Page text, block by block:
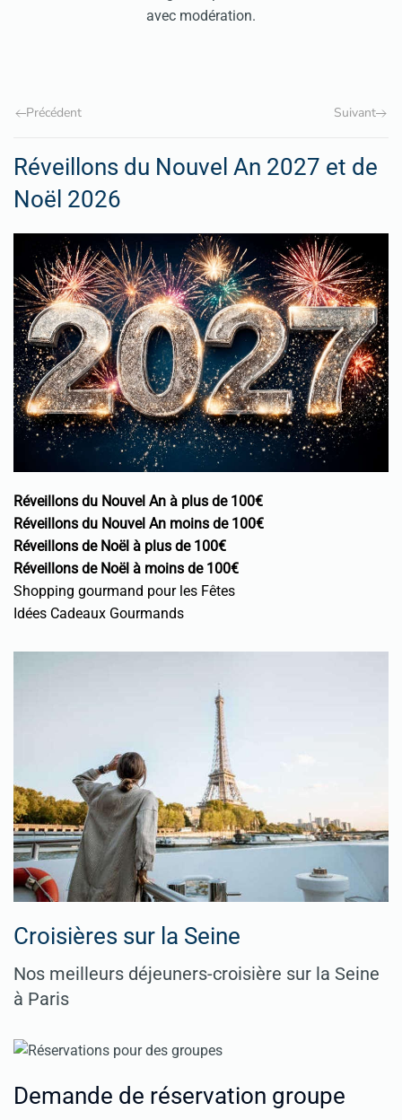
avec modération.
Précédent Suivant
Réveillons du Nouvel An 2027 et de
Noël 2026
Réveillons du Nouvel An à plus de 100€
Réveillons du Nouvel An moins de 100€
Réveillons de Noël à plus de 100€
Réveillons de Noël à moins de 100€
Shopping gourmand pour les Fêtes
Idées Cadeaux Gourmands
Croisières sur la Seine
Nos meilleurs déjeuners-croisière sur la Seine
à Paris
Demande de réservation groupe